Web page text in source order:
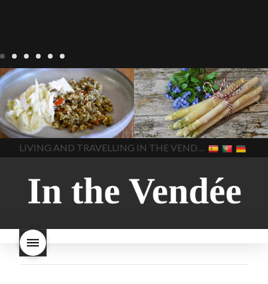
Notre cuisine
agriculture-
vendee comment cuisiner
les lentilles vertes cuisine-
vendue
cuisiner en France
cuisiner-avec-des-
ingrédients-vendus
cultures-vendues-lentilles la
cuisine au printemps la
cuisine avec les lentilles la
en vacances
lentilles vertes
lentilles vertes et boulgour
lentilles vertes-vendues les
grossir les lentilles vertes
sont-elles bonnes pour la
santé les lentilles vertes
sont-elles bonnes pour vous
In The Vendee
Notre cuisine asperges
asperges-a-la-flamande
asperges-blanches
asperges-pour-le-petit-
déjeuner asperges-
saisonnières asperges-
sauce-crème asperges-
soup carbonara-
végétarienne cuisine
saisonnière
cuisine-locale
cuisine-maison européenne
cuisine-maison-france
In The Vendee
LIVING AND TRAVELLING IN THE VENDÉE